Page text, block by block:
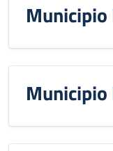
Municipio
Municipio